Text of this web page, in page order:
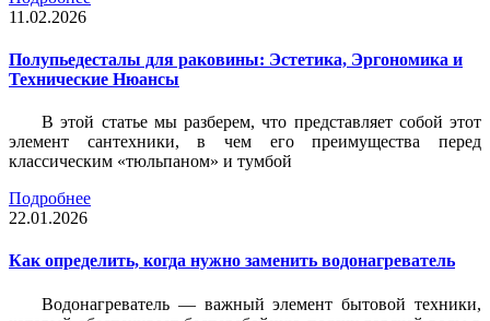
11.02.2026
Полупьедесталы для раковины: Эстетика, Эргономика и
Технические Нюансы
В этой статье мы разберем, что представляет собой этот
элемент сантехники, в чем его преимущества перед
классическим «тюльпаном» и тумбой
Подробнее
22.01.2026
Как определить, когда нужно заменить водонагреватель
Водонагреватель — важный элемент бытовой техники,